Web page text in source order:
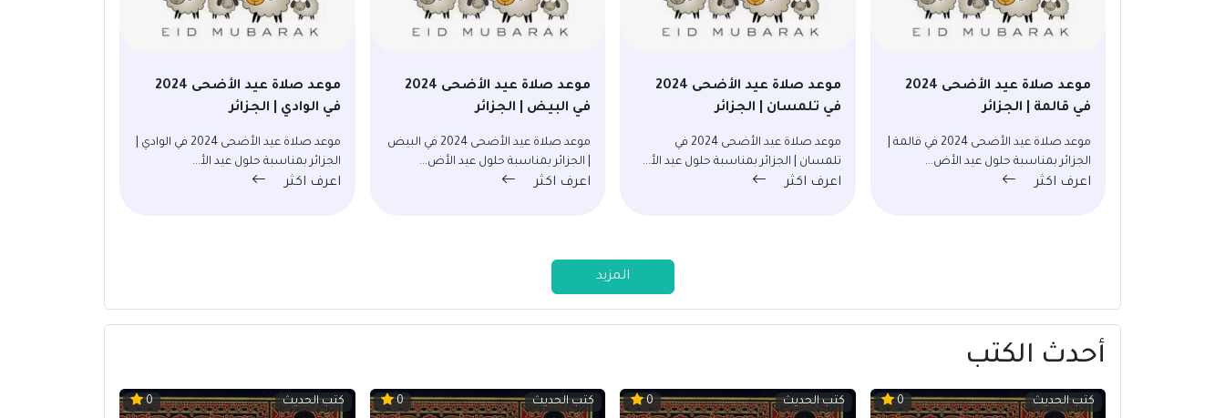
موعد صلاة عيد الأضحى 2024
في قالمة | الجزائر
موعد صلاة عيد الأضحى 2024 في قالمة |
الجزائر بمناسبة حلول عيد الأض...
اعرف اكثر
موعد صلاة عيد الأضحى 2024
في تلمسان | الجزائر
موعد صلاة عيد الأضحى 2024 في
تلمسان | الجزائر بمناسبة حلول عيد الأ...
اعرف اكثر
موعد صلاة عيد الأضحى 2024
في البيض | الجزائر
موعد صلاة عيد الأضحى 2024 في البيض
| الجزائر بمناسبة حلول عيد الأض...
اعرف اكثر
موعد صلاة عيد الأضحى 2024
في الوادي | الجزائر
موعد صلاة عيد الأضحى 2024 في الوادي |
الجزائر بمناسبة حلول عيد الأ...
اعرف اكثر
المزيد
أحدث الكتب
كتب الحديث 0 كتب الحديث 0 كتب الحديث 0 كتب الحديث 0